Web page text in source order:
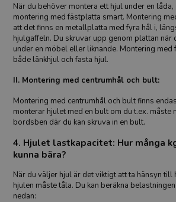
När du behöver montera ett hjul under en
montering med fästplatta smart. Montering
att det finns en metallplatta med fyra hål i,
hjulgaffeln. Du skruvar upp genom plattan när
under en möbel eller liknande. Montering
både länkhjul och fasta hjul.
II. Montering med centrumhål och bult:
Montering med centrumhål och bult finns
monterar hjulet med en bult om du t.ex. måste
bordsben där du kan skruva in en bult.
4. Hjulet lastkapacitet: Hur många
kunna bära?
När du väljer hjul är det viktigt att ta hänsyn till
hjulen måste tåla. Du kan beräkna
nedan: